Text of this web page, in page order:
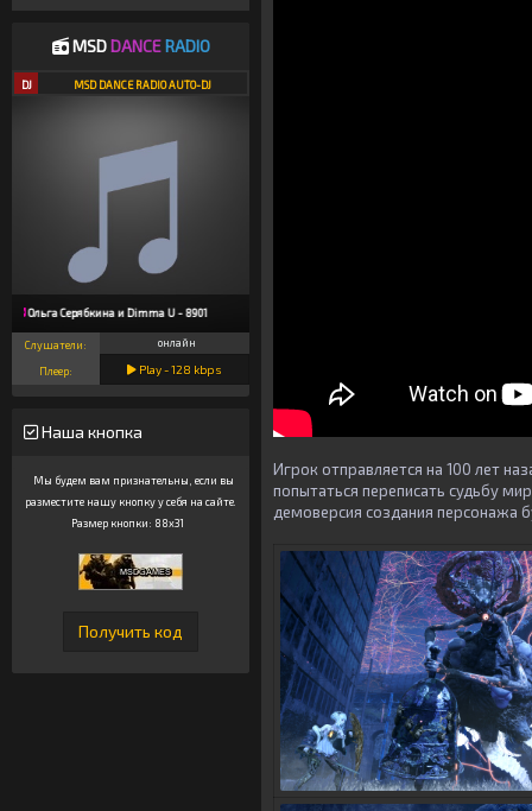
MSDDANCE RADIO
DJ MSD DANCE RADIO AUTO-DJ
Ольга Серябкина и Dimma U - 8901
Слушатели: онлайн
Плеер: Play -128 kbps
Наша кнопка
Мы будем вам признательны, если вы
разместите нашу кнопку у себя на сайте.
Размер кнопки: 88x31
Игрок отправляется на 100 лет
попытаться переписать судьбу
демоверсия создания персонажа